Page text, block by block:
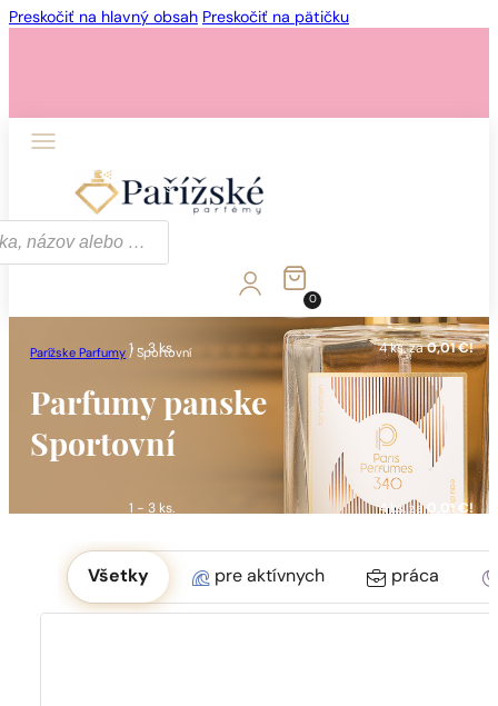
Preskočiť na hlavný obsah Preskočiť na pätičku
1 - 3 ks.
1 - 3 ks. 4 ks. za0,01 €!
1 - 3 ks. 4 ks. za0,01 €!
0
Parížske Parfumy /Sportovní
Parfumy panske
Sportovní
Okoliczność
Všetky pre aktívnych práca